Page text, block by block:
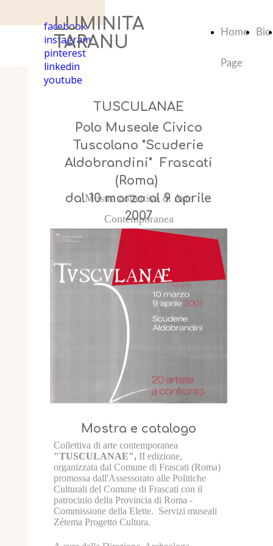
facebook
instagram
pinterest
linkedin
youtube
Home
Page
Bio
LUMINITA
TARANU
TUSCULANAE
Polo Museale Civico
Tuscolano "Scuderie
Aldobrandini" Frascati
(Roma)
dal 10 marzo al 9 aprile
2007
Mostra collettiva di Arte
Contemporanea
Mostra e catalogo
Collettiva di arte contemporanea
"TUSCULANAE", II edizione,
organizzata dal Comune di Frascati (Roma)
promossa dall'Assessorato alle Politiche
Culturali del Comune di Frascati con il
patrocinio della Provincia di Roma -
Commissione della Elette. Servizi museali
Zétema Progetto Cultura.